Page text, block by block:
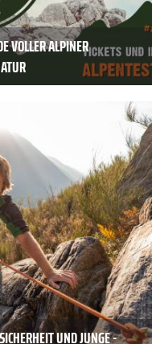
VOLLER ALPINER
UND JUNGE